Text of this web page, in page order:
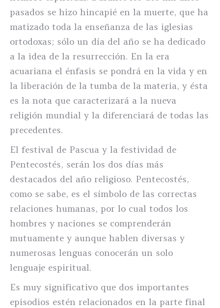
pasados se hizo hincapié en la muerte, que ha
matizado toda la enseñanza de las iglesias
ortodoxas; sólo un día del año se ha dedicado
a la idea de la resurrección. En la era
acuariana el énfasis se pondrá en la vida y en
la liberación de la tumba de la materia, y ésta
es la nota que caracterizará a la nueva
religión mundial y la diferenciará de todas las
precedentes.
El festival de Pascua y la festividad de
Pentecostés, serán los dos días más
destacados del año religioso. Pentecostés,
como se sabe, es el símbolo de las correctas
relaciones humanas, por lo cual todos los
hombres y naciones se comprenderán
mutuamente y aunque hablen diversas y
numerosas lenguas conocerán un solo
lenguaje espiritual.
Es muy significativo que dos importantes
episodios estén relacionados en la parte final